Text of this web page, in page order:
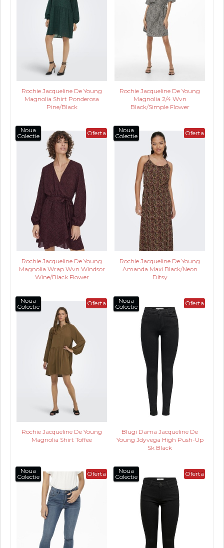
Rochie Jacqueline De Young
Magnolia Shirt Ponderosa
Pine/Black
Rochie Jacqueline De Young
Magnolia 2/4 Wvn
Black/Simple Flower
Oferta
Noua
Colectie
Rochie Jacqueline De Young
Magnolia Wrap Wvn Windsor
Wine/Black Flower
Oferta
Noua
Colectie
Rochie Jacqueline De Young
Amanda Maxi Black/Neon
Ditsy
Oferta
Noua
Colectie
Rochie Jacqueline De Young
Magnolia Shirt Toffee
Oferta
Noua
Colectie
Blugi Dama Jacqueline De
Young Jdyvega High Push-Up
Sk Black
Oferta
Noua
Colectie
Oferta
Noua
Colectie